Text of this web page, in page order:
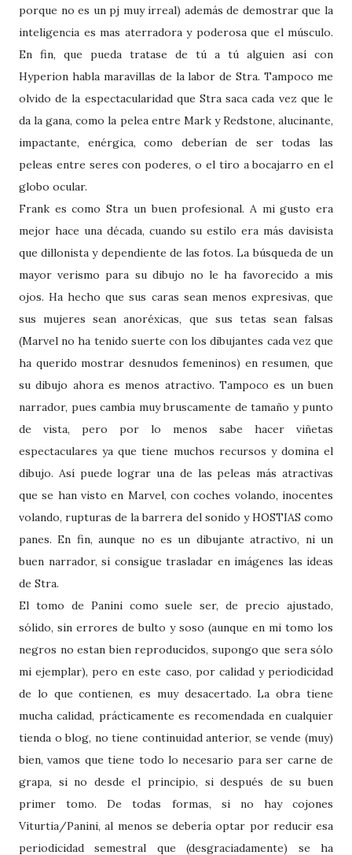
porque no es un pj muy irreal) además de demostrar que la
inteligencia es mas aterradora y poderosa que el músculo.
En fin, que pueda tratase de tú a tú alguien así con
Hyperion habla maravillas de la labor de Stra. Tampoco me
olvido de la espectacularidad que Stra saca cada vez que le
da la gana, como la pelea entre Mark y Redstone, alucinante,
impactante, enérgica, como deberían de ser todas las
peleas entre seres con poderes, o el tiro a bocajarro en el
globo ocular.
Frank es como Stra un buen profesional. A mi gusto era
mejor hace una década, cuando su estilo era más davisista
que dillonista y dependiente de las fotos. La búsqueda de un
mayor verismo para su dibujo no le ha favorecido a mis
ojos. Ha hecho que sus caras sean menos expresivas, que
sus mujeres sean anoréxicas, que sus tetas sean falsas
(Marvel no ha tenido suerte con los dibujantes cada vez que
ha querido mostrar desnudos femeninos) en resumen, que
su dibujo ahora es menos atractivo. Tampoco es un buen
narrador, pues cambia muy bruscamente de tamaño y punto
de vista, pero por lo menos sabe hacer viñetas
espectaculares ya que tiene muchos recursos y domina el
dibujo. Así puede lograr una de las peleas más atractivas
que se han visto en Marvel, con coches volando, inocentes
volando, rupturas de la barrera del sonido y HOSTIAS como
panes. En fin, aunque no es un dibujante atractivo, ni un
buen narrador, si consigue trasladar en imágenes las ideas
de Stra.
El tomo de Panini como suele ser, de precio ajustado,
sólido, sin errores de bulto y soso (aunque en mi tomo los
negros no estan bien reproducidos, supongo que sera sólo
mi ejemplar), pero en este caso, por calidad y periodicidad
de lo que contienen, es muy desacertado. La obra tiene
mucha calidad, prácticamente es recomendada en cualquier
tienda o blog, no tiene continuidad anterior, se vende (muy)
bien, vamos que tiene todo lo necesario para ser carne de
grapa, si no desde el principio, si después de su buen
primer tomo. De todas formas, si no hay cojones
Viturtia/Panini, al menos se debería optar por reducir esa
periodicidad semestral que (desgraciadamente) se ha